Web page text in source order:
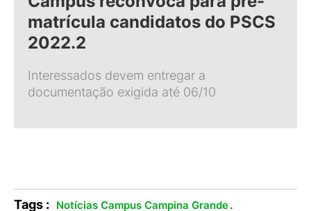
matrícula candidatos do PSCS
2022.2
Interessados devem entregar a
documentação exigida até 06/10
Tags : Notícias Campus Campina Grande.